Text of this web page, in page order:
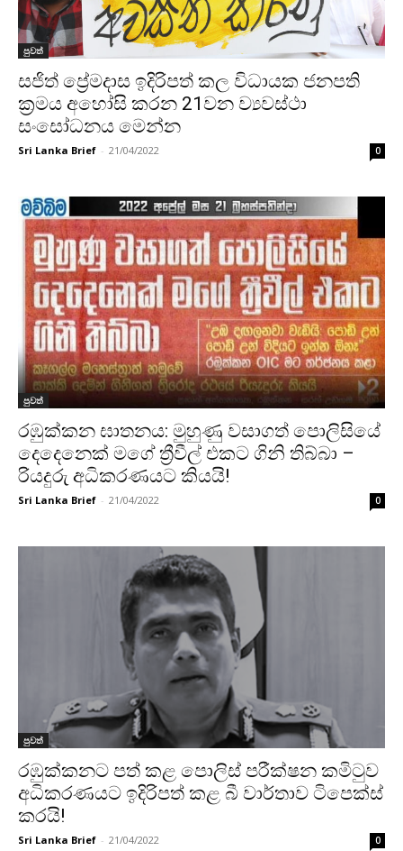
පුවත්
සජිත් ප්‍රේමදාස ඉදිරිපත් කල විධායක ජනපති
ක්‍රමය අහෝසි කරන 21වන ව්‍යවස්ථා
සංසෝධනය මෙන්න
Sri Lanka Brief - 21/04/2022 0
පුවත්
රඹුක්කන ඝාතනය: මුහුණු වසාගත් පොලිසියේ
දෙදෙනෙක් මගේ ත්‍රීවීල් එකට ගිනි තිබ්බා –
රියදුරු අධිකරණයට කියයි!
Sri Lanka Brief - 21/04/2022 0
පුවත්
රඹුක්කනට පත් කළ පොලිස් පරීක්ෂන කමිටුව
අධිකරණයට ඉදිරිපත් කළ බී වාර්තාව ටිපෙක්ස්
කරයි!
Sri Lanka Brief - 21/04/2022 0